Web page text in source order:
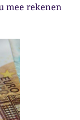
mee rekenen